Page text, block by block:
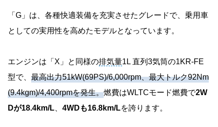
「G」は、各種快適装備を充実させたグレードで、乗用車
としての実用性を高めたモデルとなっています。
エンジンは「X」と同様の排気量1L 直列3気筒の1KR-FE
型で、 最高出力51kW(69PS)/6,000rpm、最大トルク92Nm
(9.4kgm)/4,400rpmを発生。燃費はWLTCモード燃費で2W
Dが18.4km/L、 4WDも16.8km/Lを誇ります。